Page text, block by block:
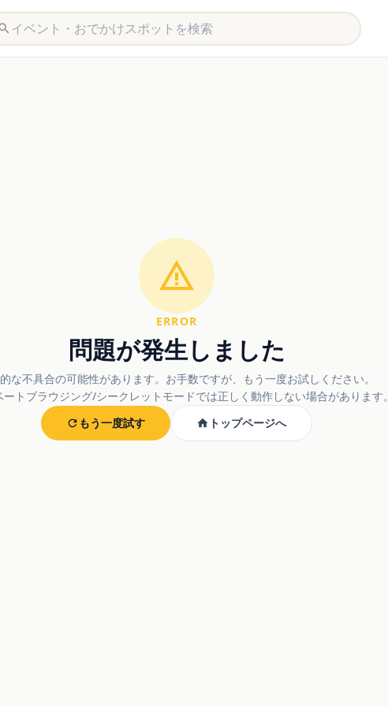
ERROR
問題が発生しました
な不具合の可能性があります。お手数ですが、もう一度お試しください。
ートブラウジング/シークレットモードでは正しく動作しない場合があります。
もう一度試す
トップページへ